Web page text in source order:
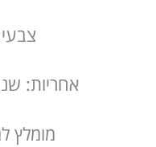
אחריות:
מומלץ